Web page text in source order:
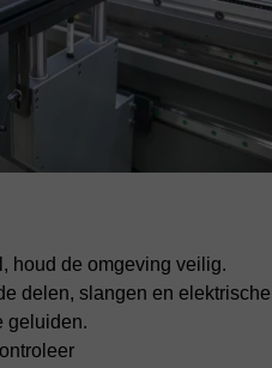
houd de omgeving veilig.
delen, slangen en elektrische
geluiden.